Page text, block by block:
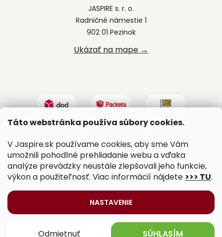
Táto webstránka používa súbory cookies.
V Jaspire.sk používame cookies, aby sme Vám
umožnili pohodlné prehliadanie webu a vďaka
analýze prevádzky neustále zlepšovali jeho funkcie,
výkon a použiteľnosť. Viac informácií nájdete >>> TU.
NASTAVENIE
Odmietnuť SÚHLASÍM
JASPIRE s. r. o.
Radničné námestie 1
902 01 Pezinok
Ukázať na mape →
Jaspire.sk. Všetky práva vyhradené.
Upraviť nastavenie cookies